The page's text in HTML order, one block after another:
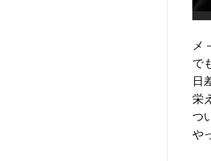
メ
で
日
栄
つ
や